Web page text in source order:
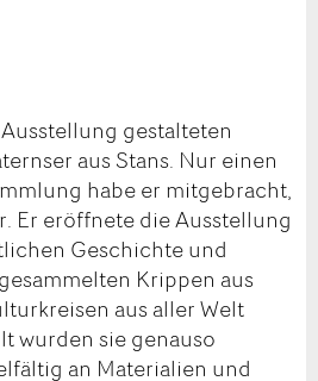
gestalteten
aus Stans. Nur einen
habe er mitgebracht,
Er eröffnete die Ausstellung
Geschichte und
Krippen aus
aus aller Welt
wurden sie genauso
an Materialien und